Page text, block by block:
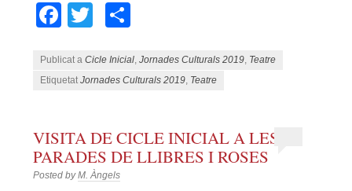
Facebook
Twitter
Publicat aCicle Inicial ,Jornades Culturals 2019 Teatre
EtiquetatJornades Culturals 2019 Teatre
VISITA DE CICLE INICIAL A LES
PARADES DE LLIBRES I ROSES
Posted byM. Àngels